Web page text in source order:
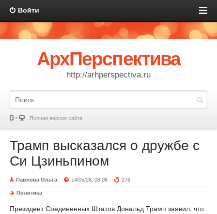
Войти
АрхПерспектива
http://arhperspectiva.ru
Полная версия сайта
Трамп высказался о дружбе с
Си Цзиньпином
Павлова Ольга 14/05/26, 08:06 276
Политика
Президент Соединенных Штатов Дональд Трамп заявил, что